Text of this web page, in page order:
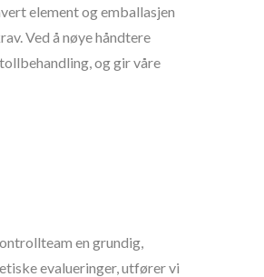
element og emballasjen
Ved å nøye håndtere
og gir våre
en grundig,
evalueringer, utfører vi